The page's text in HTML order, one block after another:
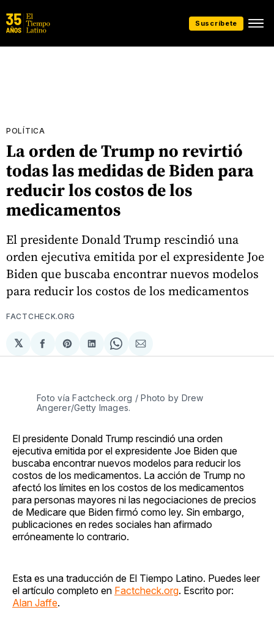
Suscríbete
POLÍTICA
La orden de Trump no revirtió
todas las medidas de Biden para
reducir los costos de los
medicamentos
El presidente Donald Trump rescindió una
orden ejecutiva emitida por el expresidente Joe
Biden que buscaba encontrar nuevos modelos
para reducir los costos de los medicamentos
FACTCHECK.ORG
𝕏
Compartir
en
Share
on
Compartir
en
Share
on
Compartir
via
Foto vía Factcheck.org / Photo by Drew
Angerer/Getty Images.
El presidente Donald Trump rescindió una orden
ejecutiva emitida por el expresidente Joe Biden que
buscaba encontrar nuevos modelos para reducir los
costos de los medicamentos. La acción de Trump no
afectó los límites en los costos de los medicamentos
para personas mayores ni las negociaciones de precios
de Medicare que Biden firmó como ley. Sin embargo,
publicaciones en redes sociales han afirmado
erróneamente lo contrario.
Esta es una traducción de El Tiempo Latino. Puedes leer
el artículo completo en Factcheck.org. Escrito por:
Alan Jaffe.